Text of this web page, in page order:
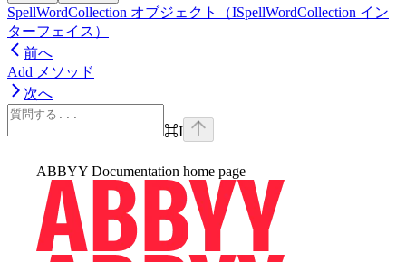
SpellWordCollection オブジェクト（ISpellWordCollection イン
ターフェイス）
前へ
Add メソッド
次へ
⌘I
ABBYY Documentation home page